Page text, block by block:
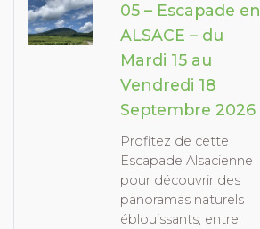
05 – Escapade en
ALSACE – du
Mardi 15 au
Vendredi 18
Septembre 2026
Profitez de cette
Escapade Alsacienne
pour découvrir des
panoramas naturels
éblouissants, entre